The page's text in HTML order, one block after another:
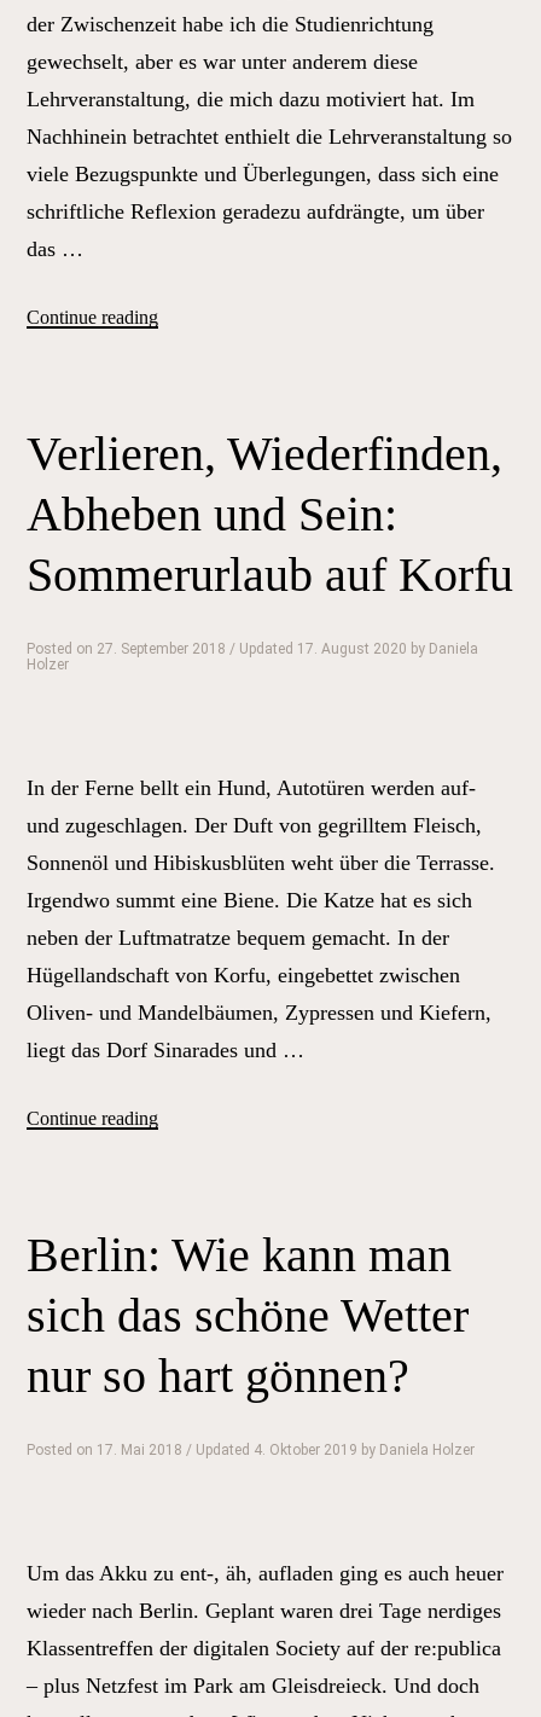
der Zwischenzeit habe ich die Studienrichtung
gewechselt, aber es war unter anderem diese
Lehrveranstaltung, die mich dazu motiviert hat. Im
Nachhinein betrachtet enthielt die Lehrveranstaltung so
viele Bezugspunkte und Überlegungen, dass sich eine
schriftliche Reflexion geradezu aufdrängte, um über
das …
Continue reading„Nicht
Schloss
im
Augenschein
der
Abschnitt
Verlieren, Wiederfinden,
Abheben und Sein:
Sommerurlaub auf Korfu
Posted on 27. September 2018 / Updated 17. August 2020 by Daniela
Holzer
In der Ferne bellt ein Hund, Autotüren werden auf-
und zugeschlagen. Der Duft von gegrilltem Fleisch,
Sonnenöl und Hibiskusblüten weht über die Terrasse.
Irgendwo summt eine Biene. Die Katze hat es sich
neben der Luftmatratze bequem gemacht. In der
Hügellandschaft von Korfu, eingebettet zwischen
Oliven- und Mandelbäumen, Zypressen und Kiefern,
liegt das Dorf Sinarades und …
Continue reading„Verlieren,
Sein:
auf
Korfu“
Berlin: Wie kann man
sich das schöne Wetter
nur so hart gönnen?
Posted on 17. Mai 2018 / Updated 4. Oktober 2019 by Daniela Holzer
Um das Akku zu ent-, äh, aufladen ging es auch heuer
wieder nach Berlin. Geplant waren drei Tage nerdiges
Klassentreffen der digitalen Society auf der re:publica
– plus Netzfest im Park am Gleisdreieck. Und doch